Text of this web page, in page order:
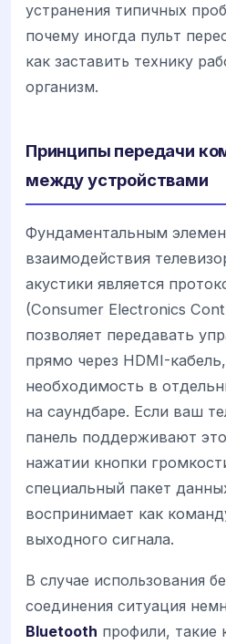
устранения типичных
почему иногда пульт
как заставить технику
организм.
Принципы передачи
между устройствами
Фундаментальным
взаимодействия
акустики является
(Consumer Electronics
позволяет передавать
прямо через HDMI-
необходимость в
на саундбаре. Если ваш
панель поддерживают
нажатии кнопки
специальный пакет
воспринимает как
выходного сигнала.
В случае использования
соединения ситуация
Bluetooth профили, такие